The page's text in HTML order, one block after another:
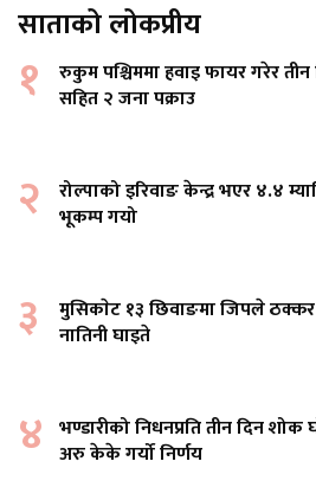
साताको लोकप्रीय
१
रुकुम पश्चिममा हवाइ फायर गरेर
सहित २ जना पक्राउ
२
रोल्पाको इरिवाङ केन्द्र भएर ४.४
भूकम्प गयो
३
मुसिकाेट १३ छिवाङमा जिपले ठक्कर
नातिनी घाइते
४ भण्डारीको निधनप्रति तीन दिन शोक
अरु केके गर्यो निर्णय